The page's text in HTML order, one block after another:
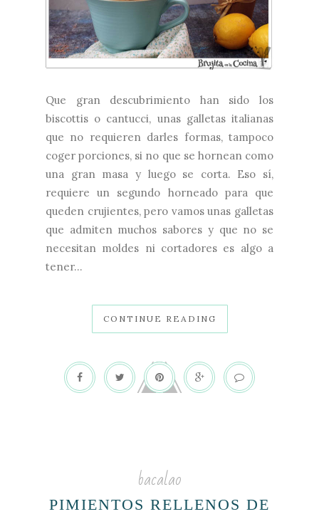
Que gran descubrimiento han sido los
biscottis o cantucci, unas galletas italianas
que no requieren darles formas, tampoco
coger porciones, si no que se hornean como
una gran masa y luego se corta. Eso sí,
requiere un segundo horneado para que
queden crujientes, pero vamos unas galletas
que admiten muchos sabores y que no se
necesitan moldes ni cortadores es algo a
tener...
CONTINUE READING
bacalao
PIMIENTOS RELLENOS DE